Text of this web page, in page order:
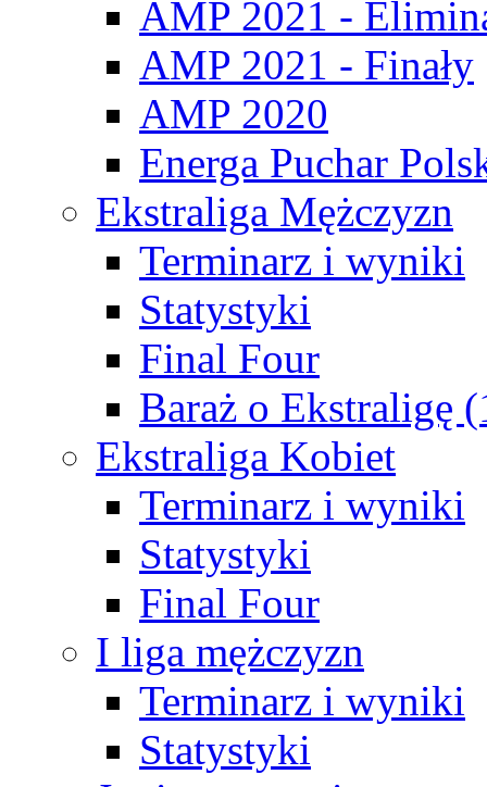
AMP 2021 -
AMP 2021 - Finały
AMP 2020
Energa Puchar
Ekstraliga Mężczyzn
Terminarz i wyniki
Statystyki
Final Four
Baraż o Ekstraligę
Ekstraliga Kobiet
Terminarz i wyniki
Statystyki
Final Four
I liga mężczyzn
Terminarz i wyniki
Statystyki